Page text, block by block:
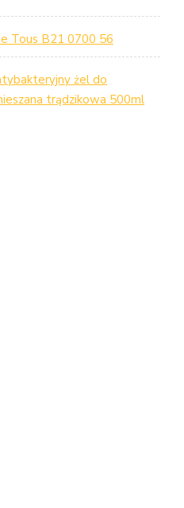
Tous B21 0700 56
żel do
trądzikowa 500ml